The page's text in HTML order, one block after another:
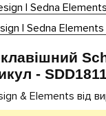
| Sedna
| Sedna
-
& Elements від